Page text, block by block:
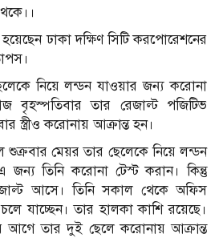
হয়েছেন ঢাকা দক্ষিণ সিটি করপোরেশনের
নিয়ে লন্ডন যাওয়ার জন্য করোনা
বৃহস্পতিবার তার রেজাল্ট পজিটিভ
করোনায় আক্রান্ত হন।
মেয়র তার ছেলেকে নিয়ে লন্ডন
তিনি করোনা টেস্ট করান। কিন্তু
আসে। তিনি সকাল থেকে অফিস
যাচ্ছেন। তার হালকা কাশি রয়েছে।
তার দুই ছেলে করোনায় আক্রান্ত